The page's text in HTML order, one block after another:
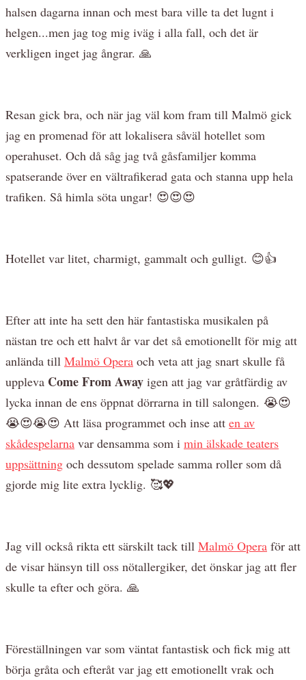
halsen dagarna innan och mest bara ville ta det lugnt i
helgen...men jag tog mig iväg i alla fall, och det är
verkligen inget jag ångrar. 🙏
Resan gick bra, och när jag väl kom fram till Malmö gick
jag en promenad för att lokalisera såväl hotellet som
operahuset. Och då såg jag två gåsfamiljer komma
spatserande över en vältrafikerad gata och stanna upp hela
trafiken. Så himla söta ungar! 😍😍😍
Hotellet var litet, charmigt, gammalt och gulligt. 😊👍
Efter att inte ha sett den här fantastiska musikalen på
nästan tre och ett halvt år var det så emotionellt för mig att
anlända till Malmö Opera och veta att jag snart skulle få
uppleva Come From Away igen att jag var gråtfärdig av
lycka innan de ens öppnat dörrarna in till salongen. 😭😍
😭😍😭😍 Att läsa programmet och inse att en av
skådespelarna var densamma som i min älskade teaters
uppsättning och dessutom spelade samma roller som då
gjorde mig lite extra lycklig. 🥰💖
Jag vill också rikta ett särskilt tack till Malmö Opera för att
de visar hänsyn till oss nötallergiker, det önskar jag att fler
skulle ta efter och göra. 🙏
Föreställningen var som väntat fantastisk och fick mig att
börja gråta och efteråt var jag ett emotionellt vrak och